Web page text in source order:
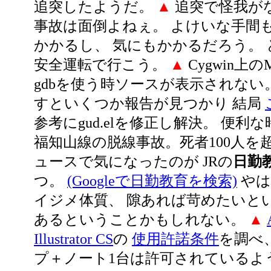
追突したようだ。 ▲ 追突で怪我が
事故は面倒よねぇ。 よけいな手間
かかるし、 気にもかかるだろう。
安全運転で行こう。
▲ Cygwin上の
gdbを使う時ソースが表示されない
すといくつか報告が見つかり 結局
参考にgud.elを修正し解決。 便利
福知山線の脱線事故。死者100人を
ュースで気になったのが JRの 日勤
つ。 (Googleで日勤教育を検索) や
イジメ体質、 隙あれば苛めたいと
あるということかもしれない。
▲
Illustrator CSの 使用許諾条件を調べ
プ＋ノート1台は許可されているよ